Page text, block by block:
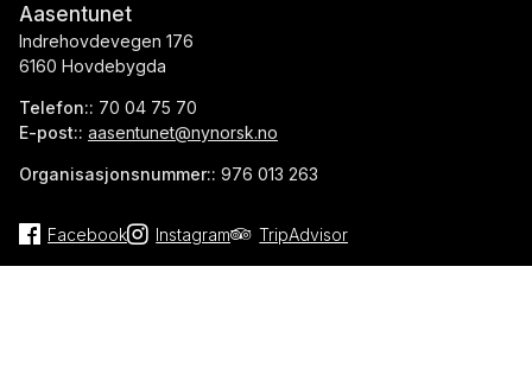
Aasentunet
Indrehovdevegen 176
6160 Hovdebygda
Telefon:: 70 04 75 70
E-post:: aasentunet@nynorsk.no
Organisasjonsnummer:: 976 013 263
Facebook Instagram TripAdvisor